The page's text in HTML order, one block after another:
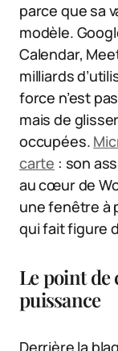
parce que sa
modèle.
Calendar,
milliards
force n’est
mais de
occupées.
carte : son
au cœur de
une fenêtre à
qui fait figure
Le point de
puissance